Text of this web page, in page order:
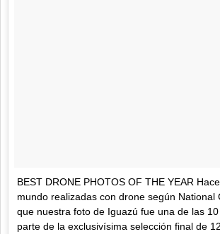
BEST DRONE PHOTOS OF THE YEAR
mundo realizadas con drone según
que nuestra foto de Iguazú fue una de las
parte de la exclusivísima selección final de